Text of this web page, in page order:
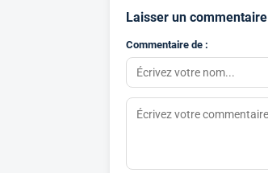
Laisser un commentaire
Commentaire de :